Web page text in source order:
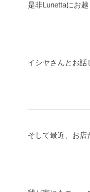
是非Lunettaにお
イシヤさんとお
そして最近、お店